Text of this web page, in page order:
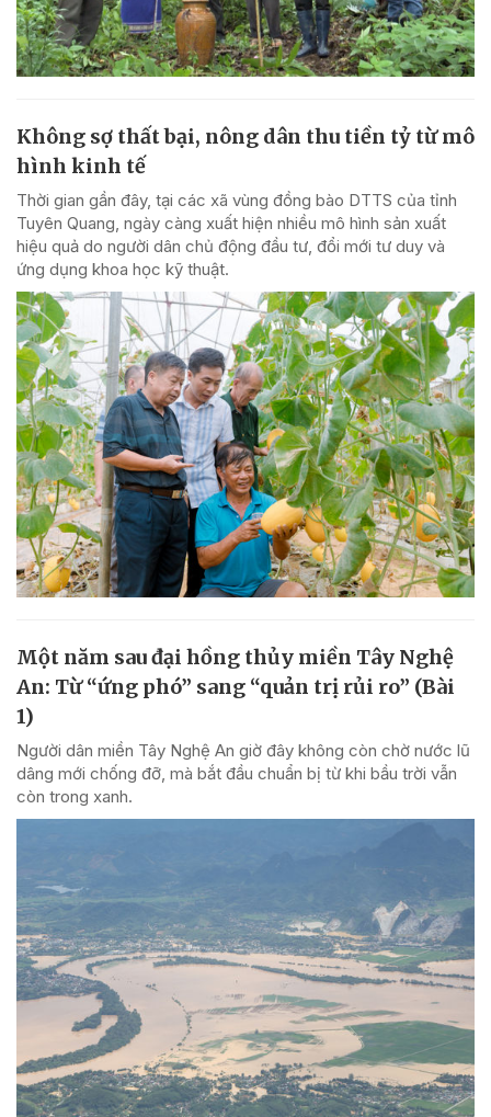
Không sợ thất bại, nông dân thu tiền tỷ từ mô
hình kinh tế
Thời gian gần đây, tại các xã vùng đồng bào DTTS của tỉnh
Tuyên Quang, ngày càng xuất hiện nhiều mô hình sản xuất
hiệu quả do người dân chủ động đầu tư, đổi mới tư duy và
ứng dụng khoa học kỹ thuật.
Một năm sau đại hồng thủy miền Tây Nghệ
An: Từ “ứng phó” sang “quản trị rủi ro” (Bài
1)
Người dân miền Tây Nghệ An giờ đây không còn chờ nước lũ
dâng mới chống đỡ, mà bắt đầu chuẩn bị từ khi bầu trời vẫn
còn trong xanh.